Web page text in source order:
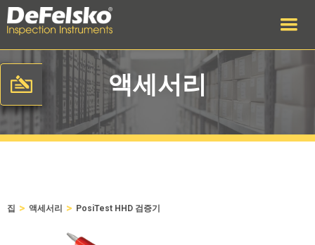
액세서리
집 > 액세서리 > PosiTest HHD 검증기